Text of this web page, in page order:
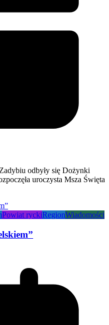
odbyły się Dożynki
uroczysta Msza Święta
Powiat ryckiRegionWiadomości